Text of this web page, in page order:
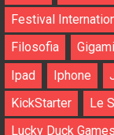
Festival
Filosofia
Ipad
Iphone
KickStarter
Le
Lucky Duck Games